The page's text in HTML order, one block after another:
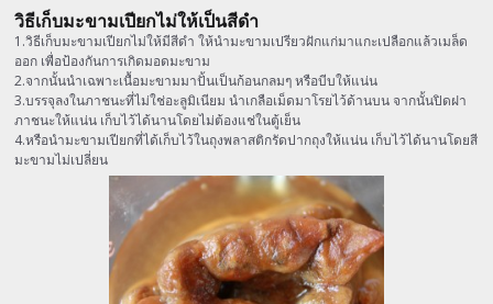
วิธีเก็บมะขามเปียกไม่ให้เป็นสีดำ
1.วิธีเก็บมะขามเปียกไม่ให้มีสีดำ ให้นำมะขามเปรียวฝักแก่มาแกะเปลือกแล้วเมล็ด
ออก เพื่อป้องกันการเกิดมอดมะขาม
2.จากนั้นนำเฉพาะเนื้อมะขามมาปั้นเป็นก้อนกลมๆ หรือบีบให้แน่น
3.บรรจุลงในภาชนะที่ไม่ใช่อะลูมิเนียม นำเกลือเม็ดมาโรยไว้ด้านบน จากนั้นปิดฝา
ภาชนะให้แน่น เก็บไว้ได้นานโดยไม่ต้องแช่ในตู้เย็น
4.หรือนำมะขามเปียกที่ได้เก็บไว้ในถุงพลาสติกรัดปากถุงให้แน่น เก็บไว้ได้นานโดยสี
มะขามไม่เปลี่ยน